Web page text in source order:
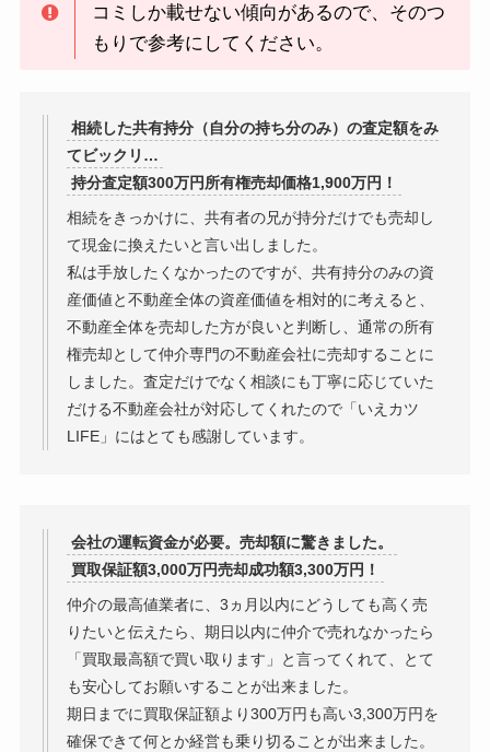
コミしか載せない傾向があるので、そのつ
もりで参考にしてください。
相続した共有持分（自分の持ち分のみ）の査定額をみ
てビックリ…
持分査定額300万円所有権売却価格1,900万円！
相続をきっかけに、共有者の兄が持分だけでも売却し
て現金に換えたいと言い出しました。
私は手放したくなかったのですが、共有持分のみの資
産価値と不動産全体の資産価値を相対的に考えると、
不動産全体を売却した方が良いと判断し、通常の所有
権売却として仲介専門の不動産会社に売却することに
しました。査定だけでなく相談にも丁寧に応じていた
だける不動産会社が対応してくれたので「いえカツ
LIFE」にはとても感謝しています。
会社の運転資金が必要。売却額に驚きました。
買取保証額3,000万円売却成功額3,300万円！
仲介の最高値業者に、3ヵ月以内にどうしても高く売
りたいと伝えたら、期日以内に仲介で売れなかったら
「買取最高額で買い取ります」と言ってくれて、とて
も安心してお願いすることが出来ました。
期日までに買取保証額より300万円も高い3,300万円を
確保できて何とか経営も乗り切ることが出来ました。